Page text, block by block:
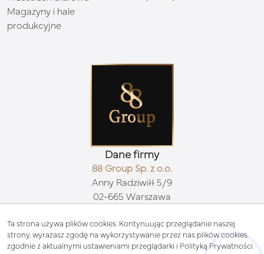
Magazyny i hale
produkcyjne
Dane firmy
88 Group Sp. z o.o.
Anny Radziwiłł 5/9
02-665 Warszawa
biuro@88group.pl
511 71 88 88
Ta strona używa plików cookies. Kontynuując przeglądanie naszej
strony, wyrażasz zgodę na wykorzystywanie przez nas plików cookies
zgodnie z aktualnymi ustawieniami przeglądarki i Polityką Prywatności.